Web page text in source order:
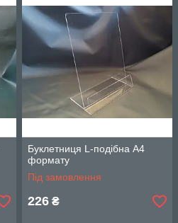
Буклетниця L-подібна А4
формату
Під замовлення
226 ₴